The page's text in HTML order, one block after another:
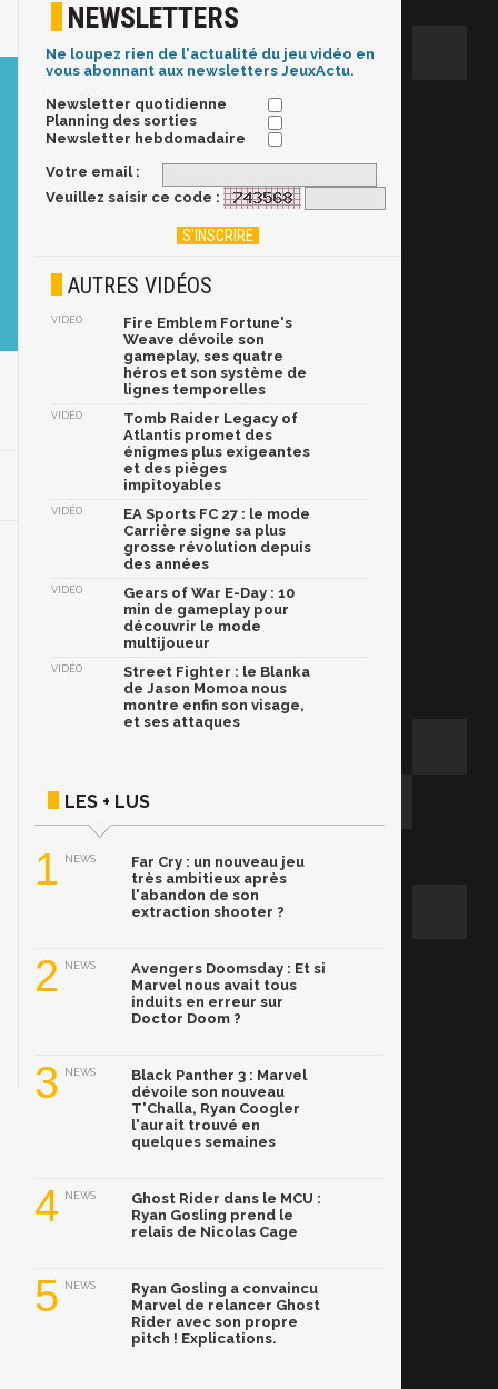
NEWSLETTERS
Ne loupez rien de l'actualité du jeu vidéo en
vous abonnant aux newsletters JeuxActu.
Newsletter quotidienne
Planning des sorties
Newsletter hebdomadaire
Votre email :
Veuillez saisir ce code :
AUTRES VIDÉOS
VIDÉO
Fire Emblem Fortune's
Weave dévoile son
gameplay, ses quatre
héros et son système de
lignes temporelles
VIDÉO
Tomb Raider Legacy of
Atlantis promet des
énigmes plus exigeantes
et des pièges
impitoyables
VIDÉO
EA Sports FC 27 : le mode
Carrière signe sa plus
grosse révolution depuis
des années
VIDÉO
Gears of War E-Day : 10
min de gameplay pour
découvrir le mode
multijoueur
VIDÉO
Street Fighter : le Blanka
de Jason Momoa nous
montre enfin son visage,
et ses attaques
LES + LUS
1 NEWS
Far Cry : un nouveau jeu
très ambitieux après
l'abandon de son
extraction shooter ?
2 NEWS
Avengers Doomsday : Et si
Marvel nous avait tous
induits en erreur sur
Doctor Doom ?
3 NEWS
Black Panther 3 : Marvel
dévoile son nouveau
T'Challa, Ryan Coogler
l'aurait trouvé en
quelques semaines
4 NEWS
Ghost Rider dans le MCU :
Ryan Gosling prend le
relais de Nicolas Cage
5 NEWS
Ryan Gosling a convaincu
Marvel de relancer Ghost
Rider avec son propre
pitch ! Explications.